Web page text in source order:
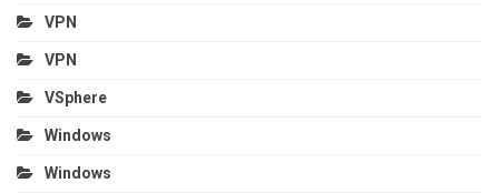
VPN
VPN
VSphere
Windows
Windows